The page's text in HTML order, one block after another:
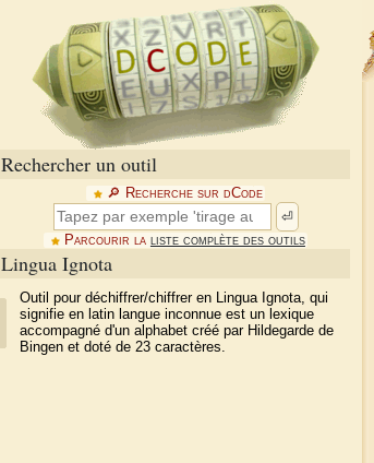
Rechercher un outil
🔎︎ Recherche sur dCode
⏎
Parcourir la liste complète des outils
Lingua Ignota
Outil pour déchiffrer/chiffrer en Lingua Ignota, qui
signifie en latin langue inconnue est un lexique
accompagné d'un alphabet créé par Hildegarde de
Bingen et doté de 23 caractères.